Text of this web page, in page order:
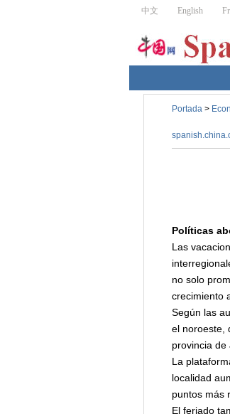
Portada >
Políticas
Las
no solo
crecimiento
Según las
el noroeste,
provincia de
La
localidad
puntos más
El feriado